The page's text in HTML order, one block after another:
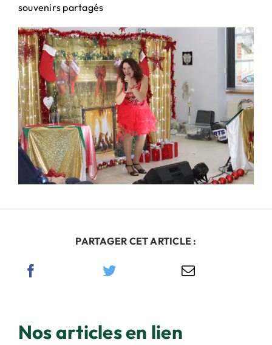
souvenirs partagés
PARTAGER CET ARTICLE :
Nos articles en lien